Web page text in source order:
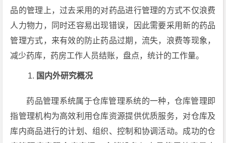
品的管理上，过去采用的对药品进行管理的方式不仅浪费
人力物力，同时还容易出现错误，因此需要采用新的药品
管理方式，来有效的防止药品过期，流失，浪费等现象，
减少药库，药房工作人员结账，盘点，统计的工作量。
国内外研究概况
药品管理系统属于仓库管理系统的一种，仓库管理即
指管理机构为高效利用仓库资源提供优质服务，对仓库及
库内商品进行的计划、组织、控制和协调活动。成功的仓